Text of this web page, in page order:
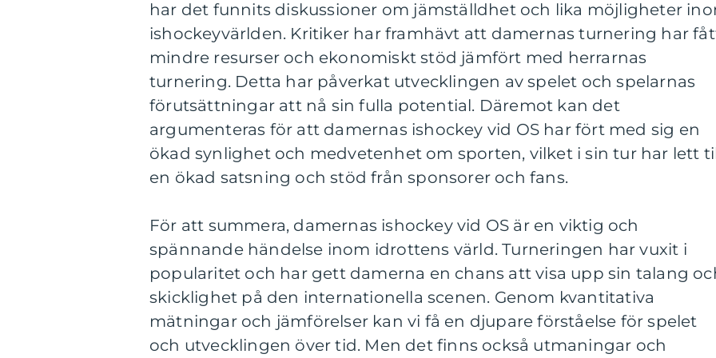
har det funnits diskussioner om jämställdhet och lika möjligheter
ishockeyvärlden. Kritiker har framhävt att damernas turnering har
mindre resurser och ekonomiskt stöd jämfört med herrarnas
turnering. Detta har påverkat utvecklingen av spelet och spelarnas
förutsättningar att nå sin fulla potential. Däremot kan det
argumenteras för att damernas ishockey vid OS har fört med sig en
ökad synlighet och medvetenhet om sporten, vilket i sin tur har lett
en ökad satsning och stöd från sponsorer och fans.
För att summera, damernas ishockey vid OS är en viktig och
spännande händelse inom idrottens värld. Turneringen har vuxit i
popularitet och har gett damerna en chans att visa upp sin talang
skicklighet på den internationella scenen. Genom kvantitativa
mätningar och jämförelser kan vi få en djupare förståelse för spelet
och utvecklingen över tid. Men det finns också utmaningar och